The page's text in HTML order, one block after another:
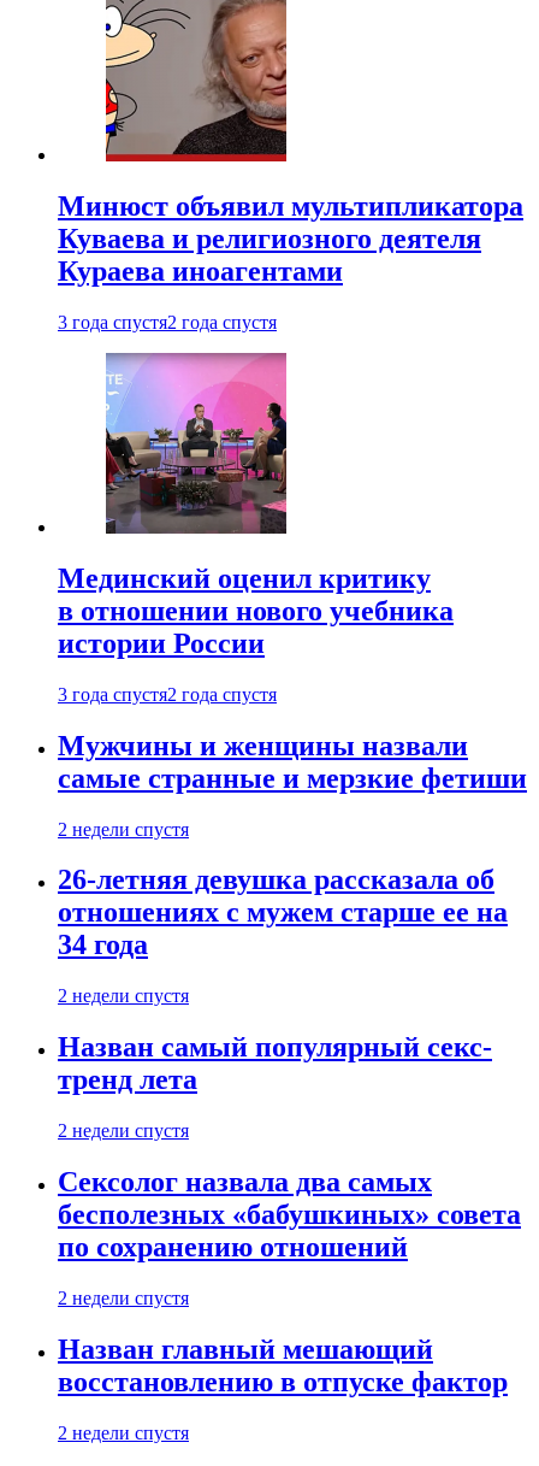
Минюст объявил мультипликатора
Куваева и религиозного деятеля
Кураева иноагентами
3 года спустя2 года спустя
Мединский оценил критику
в отношении нового учебника
истории России
3 года спустя2 года спустя
Мужчины и женщины назвали
самые странные и мерзкие фетиши
2 недели спустя
26-летняя девушка рассказала об
отношениях с мужем старше ее на
34 года
2 недели спустя
Назван самый популярный секс-
тренд лета
2 недели спустя
Сексолог назвала два самых
бесполезных «бабушкиных» совета
по сохранению отношений
2 недели спустя
Назван главный мешающий
восстановлению в отпуске фактор
2 недели спустя